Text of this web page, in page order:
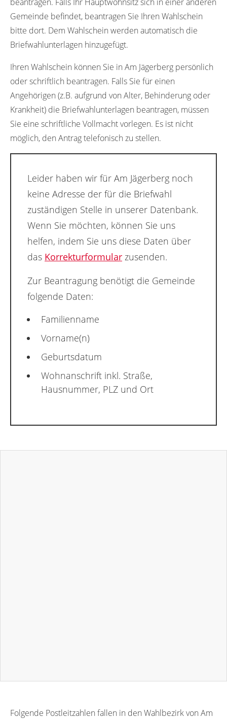
Gemeinde befindet, beantragen Sie Ihren Wahlschein
bitte dort. Dem Wahlschein werden automatisch die
Briefwahlunterlagen hinzugefügt.
Ihren Wahlschein können Sie in Am Jägerberg persönlich
oder schriftlich beantragen. Falls Sie für einen
Angehörigen (z.B. aufgrund von Alter, Behinderung oder
Krankheit) die Briefwahlunterlagen beantragen, müssen
Sie eine schriftliche Vollmacht vorlegen. Es ist nicht
möglich, den Antrag telefonisch zu stellen.
Leider haben wir für Am Jägerberg noch
keine Adresse der für die Briefwahl
zuständigen Stelle in unserer Datenbank.
Wenn Sie möchten, können Sie uns
helfen, indem Sie uns diese Daten über
das Korrekturformular zusenden.
Zur Beantragung benötigt die Gemeinde
folgende Daten:
Familienname
Vorname(n)
Geburtsdatum
Wohnanschrift inkl. Straße,
Hausnummer, PLZ und Ort
Folgende Postleitzahlen fallen in den Wahlbezirk von Am